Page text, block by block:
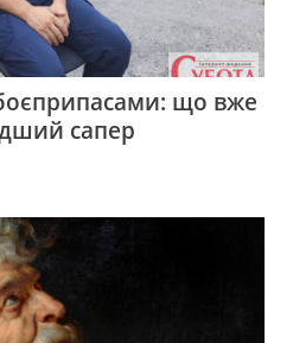
що вже
сапер